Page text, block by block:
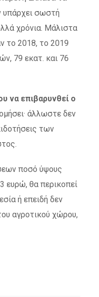
υπάρχει σωστή
χρόνια. Μάλιστα
το 2018, το 2019
79 εκατ. και 76
να επιβαρυνθεί ο
άλλωστε δεν
των
ποσό ύψους
ευρώ, θα περικοπεί
ή επειδή δεν
αγροτικού χώρου,